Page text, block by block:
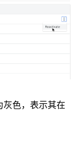
色，表示其在